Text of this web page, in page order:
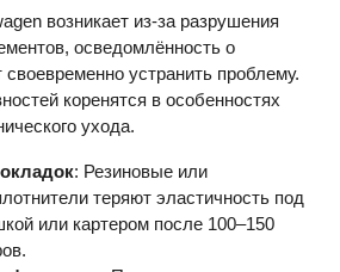
возникает из-за разрушения
осведомлённость о
устранить проблему.
коренятся в особенностях
ухода.
: Резиновые или
теряют эластичность под
или картером после 100–150